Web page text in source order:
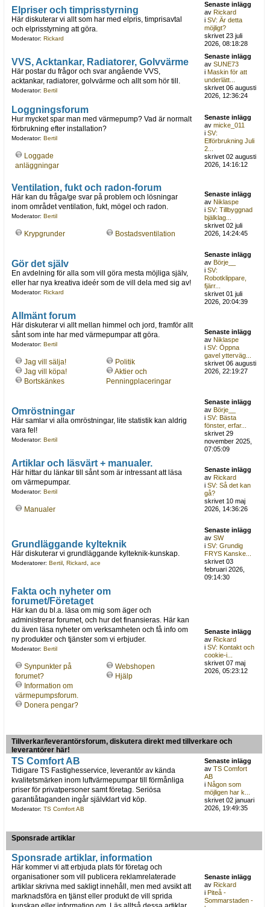
Elpriser och timprisstyrning
Här diskuterar vi allt som har med elpris, timprisavtal
och elprisstyrning att göra.
Moderator: Rickard
Senaste inlägg
avRickard
iSV: Är detta
möjligt?
skrivet 23 juli
2026, 08:18:28
VVS, Acktankar, Radiatorer, Golvvärme
Här postar du frågor och svar angående VVS,
acktankar, radiatorer, golvvärme och allt som hör till.
Moderator: Bertil
Senaste inlägg
avSUNE73
iMaskin för att
underlätt...
skrivet 06 augusti
2026, 12:36:24
Loggningsforum
Hur mycket spar man med värmepump? Vad är normalt
förbrukning efter installation?
Moderator: Bertil
Loggade
anläggningar
Senaste inlägg
avmicke_011
iSV:
Elförbrukning Juli
2...
skrivet 02 augusti
2026, 14:16:12
Ventilation, fukt och radon-forum
Här kan du fråga/ge svar på problem och lösningar
inom området ventilation, fukt, mögel och radon.
Moderator: Bertil
Krypgrunder Bostadsventilation
Senaste inlägg
avNiklaspe
iSV: Tillbyggnad
bjälklag...
skrivet 02 juli
2026, 14:24:45
Gör det själv
En avdelning för alla som vill göra mesta möjliga själv,
eller har nya kreativa ideér som de vill dela med sig av!
Moderator: Rickard
Senaste inlägg
avBörje__
iSV:
Robotklippare,
fjärr...
skrivet 01 juli
2026, 20:04:39
Allmänt forum
Här diskuterar vi allt mellan himmel och jord, framför allt
sånt som inte har med värmepumpar att göra.
Moderator: Bertil
Jag vill sälja!
Jag vill köpa!
Bortskänkes
Politik
Aktier och
Penningplaceringar
Senaste inlägg
avNiklaspe
iSV: Öppna
gavel ytterväg...
skrivet 06 augusti
2026, 22:19:27
Omröstningar
Här samlar vi alla omröstningar, lite statistik kan aldrig
vara fel!
Moderator: Bertil
Senaste inlägg
avBörje__
iSV: Bästa
fönster, erfar...
skrivet 29
november 2025,
07:05:09
Artiklar och läsvärt + manualer.
Här hittar du länkar till sånt som är intressant att läsa
om värmepumpar.
Moderator: Bertil
Manualer
Senaste inlägg
avRickard
iSV: Så det kan
gå?
skrivet 10 maj
2026, 14:36:26
Grundläggande kylteknik
Här diskuterar vi grundläggande kylteknik-kunskap.
Moderatorer: Bertil, Rickard ace
Senaste inlägg
avSW
iSV: Grundig
FRYS Kanske...
skrivet 03
februari 2026,
09:14:30
Fakta och nyheter om
forumet/Företaget
Här kan du bl.a. läsa om mig som äger och
administrerar forumet, och hur det finansieras. Här kan
du även läsa nyheter om verksamheten och få info om
ny produkter och tjänster som vi erbjuder.
Moderator: Bertil
Synpunkter på
forumet?
Information om
värmepumpsforum.
Donera pengar?
Webshopen
Hjälp
Senaste inlägg
avRickard
iSV: Kontakt och
cookie-i...
skrivet 07 maj
2026, 05:23:12
Tillverkar/leverantörsforum, diskutera direkt med tillverkare och
leverantörer här!
TS Comfort AB
Tidigare TS Fastighesservice, leverantör av kända
kvalitetsmärken inom luftvärmepumpar till förmånliga
priser för privatpersoner samt företag. Seriösa
garantiåtaganden ingår självklart vid köp.
Moderator: TS Comfort AB
Senaste inlägg
avTS Comfort
AB
iNågon som
möjligen har k...
skrivet 02 januari
2026, 19:49:35
Sponsrade artiklar
Sponsrade artiklar, information
Här kommer vi att erbjuda plats för företag och
organisationer som vill publicera reklamrelaterade
artiklar skrivna med sakligt innehåll, men med avsikt att
marknadsföra en tjänst eller produkt de vill sprida
Senaste inlägg
avRickard
iPiteå -
Sommarstaden -